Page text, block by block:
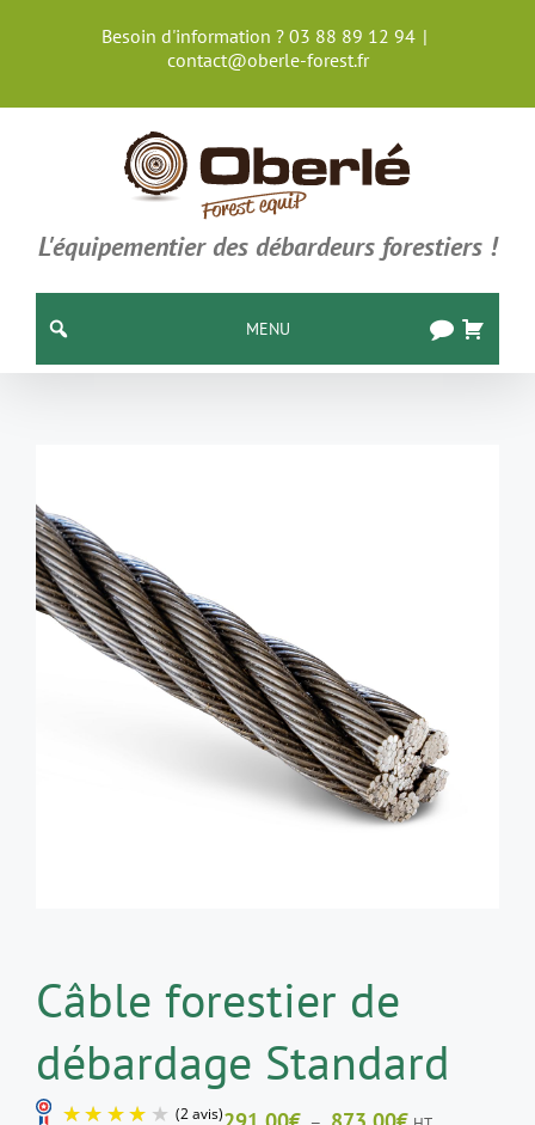
Besoin d'information ? 03 88 89 12 94 |
contact@oberle-forest.fr
L'équipementier des débardeurs forestiers !
MENU
Câble forestier de
débardage Standard
Plage